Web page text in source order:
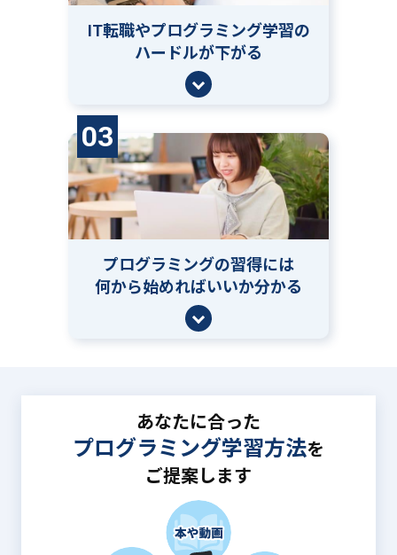
IT転職やプログラミング学習の
ハードルが下がる
03
プログラミングの習得には
何から始めればいいか分かる
あなたに合った
プログラミング学習方法を
ご提案します